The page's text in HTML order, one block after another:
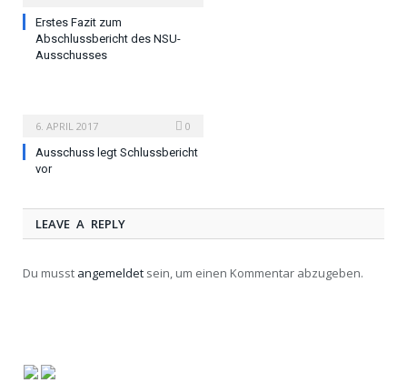
Erstes Fazit zum
Abschlussbericht des NSU-
Ausschusses
6. APRIL 2017
0
Ausschuss legt Schlussbericht
vor
LEAVE A REPLY
Du musst angemeldet sein, um einen Kommentar abzugeben.